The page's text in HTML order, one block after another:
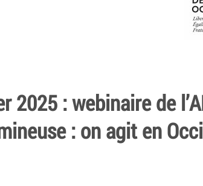
2025 : webinaire de
: on agit en